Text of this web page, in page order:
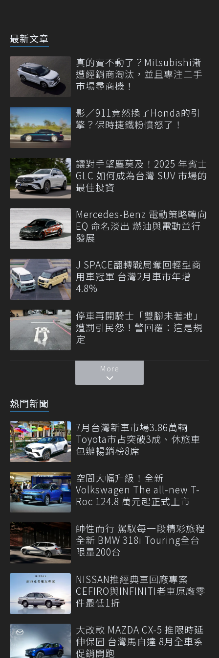
最新文章
真的賣不動了？Mitsubishi漸
遭經銷商淘汰，並且專注二手
市場尋商機！
影／911竟然換了Honda的引
擎？保時捷鐵粉憤怒了！
讓對手望塵莫及！2025 年賓士
GLC 如何成為台灣 SUV 市場的
最佳投資
Mercedes-Benz 電動策略轉向
EQ 命名淡出 燃油與電動並行
發展
J SPACE翻轉戰局奪回輕型商
用車冠軍 台灣2月車市年增
4.8%
停車再開騎士「雙腳未著地」
遭罰引民怨！警回覆：這是規
定
More
熱門新聞
7月台灣新車市場3.86萬輛
Toyota市占突破3成、休旅車
包辦暢銷榜8席
空間大幅升級！全新
Volkswagen The all-new T-
Roc 124.8 萬元起正式上市
帥性而行 駕馭每一段精彩旅程
全新 BMW 318i Touring全台
限量200台
NISSAN推經典車回廠專案
CEFIRO與INFINITI老車原廠零
件最低1折
大改款 MAZDA CX-5 推限時延
伸保固 台灣馬自達 8月全車系
促銷開跑